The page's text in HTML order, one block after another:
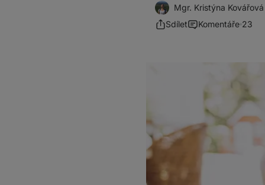
Mgr. Kristýna Kovářová
Sdílet
Komentáře 23